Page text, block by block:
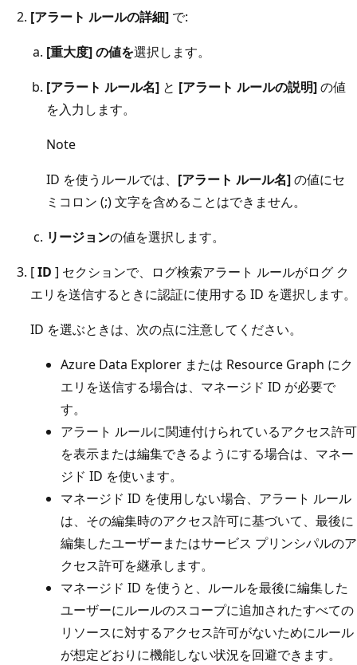
[アラート ルールの詳細] で:
[重大度] の値を選択します。
[アラート ルール名] と [アラート ルールの説明]の値
を入力します。
Note
ID を使うルールでは、 [アラート ルール名]の値にセ
ミコロン (;) 文字を含めることはできません。
リージョンの値を選択します。
[ID ] セクションで、ログ検索アラート ルールがログ ク
エリを送信するときに認証に使用する ID を選択します。
ID を選ぶときは、次の点に注意してください。
Azure Data Explorer または Resource Graph にク
エリを送信する場合は、マネージド ID が必要で
す。
アラート ルールに関連付けられているアクセス許可
を表示または編集できるようにする場合は、マネー
ジド ID を使います。
マネージド ID を使用しない場合、アラート ルール
は、その編集時のアクセス許可に基づいて、最後に
編集したユーザーまたはサービス プリンシパルのア
クセス許可を継承します。
マネージド ID を使うと、ルールを最後に編集した
ユーザーにルールのスコープに追加されたすべての
リソースに対するアクセス許可がないためにルール
が想定どおりに機能しない状況を回避できます。